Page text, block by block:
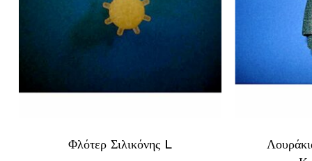
Φλότερ Σιλικόνης L